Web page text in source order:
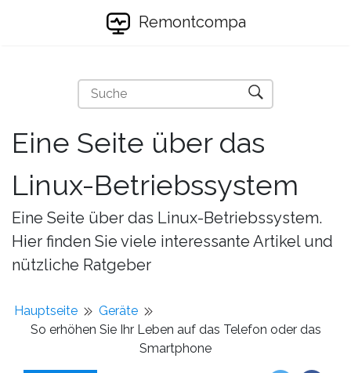
Remontcompa
Eine Seite über das
Linux-Betriebssystem
Eine Seite über das Linux-Betriebssystem.
Hier finden Sie viele interessante Artikel und
nützliche Ratgeber
Hauptseite
Geräte
So erhöhen Sie Ihr Leben auf das Telefon oder das
Smartphone